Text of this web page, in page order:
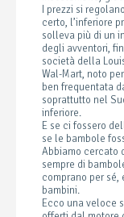
I prezzi si
certo, l’inferiore
solleva più di un
degli avventori,
società della
Wal-Mart, noto
ben frequentata
soprattutto nel
inferiore.
E se ci fossero
se le bambole
Abbiamo cercato
sempre di
comprano per
bambini.
Ecco una veloce